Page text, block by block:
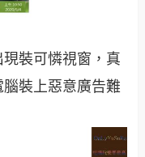
裝可憐視窗，真
裝上惡意廣告難